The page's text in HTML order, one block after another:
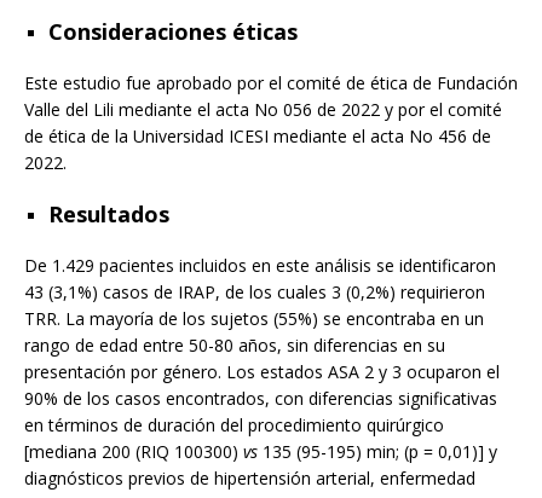
Consideraciones éticas
Este estudio fue aprobado por el comité de ética de Fundación
Valle del Lili mediante el acta No 056 de 2022 y por el comité
de ética de la Universidad ICESI mediante el acta No 456 de
2022.
Resultados
De 1.429 pacientes incluidos en este análisis se identificaron
43 (3,1%) casos de IRAP, de los cuales 3 (0,2%) requirieron
TRR. La mayoría de los sujetos (55%) se encontraba en un
rango de edad entre 50-80 años, sin diferencias en su
presentación por género. Los estados ASA 2 y 3 ocuparon el
90% de los casos encontrados, con diferencias significativas
en términos de duración del procedimiento quirúrgico
[mediana 200 (RIQ 100300) vs 135 (95-195) min; (p = 0,01)] y
diagnósticos previos de hipertensión arterial, enfermedad